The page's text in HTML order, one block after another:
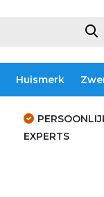
Huismerk
EXPERTS